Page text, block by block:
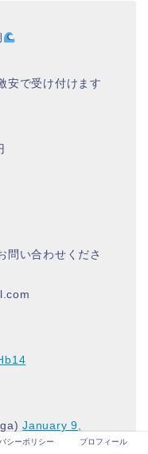
安で受け付けます
問い合わせくださ
January 9,
シーポリシー プロフィール